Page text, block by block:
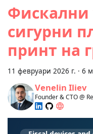
Фискални
сигурни
принт на
11 февруари 2026 г. · 6
Venelin Iliev
Founder & CTO @